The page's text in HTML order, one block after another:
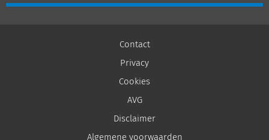
Contact
Privacy
Cookies
AVG
Disclaimer
Algemene voorwaarden